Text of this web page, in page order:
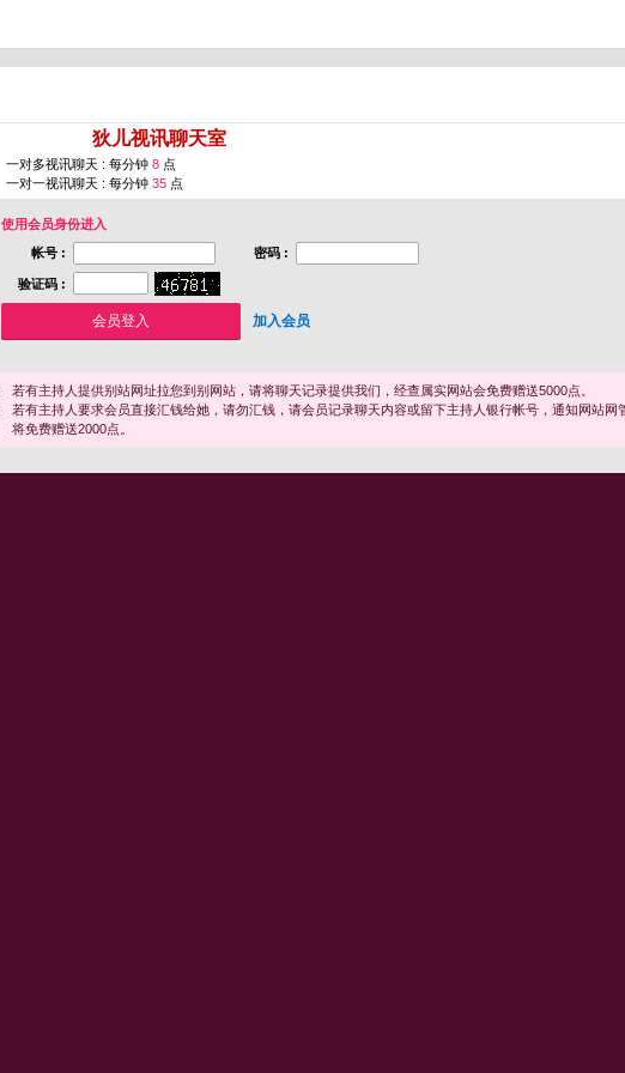
狄儿视讯聊天室
一对多视讯聊天 : 每分钟 8 点
一对一视讯聊天 : 每分钟 35 点
使用会员身份进入
帐号 :
密码 :
验证码 :
加入会员
若有主持人提供别站网址拉您到别网站，请将聊天记录提供我们，经查属实网站会免费赠送5000点。
若有主持人要求会员直接汇钱给她，请勿汇钱，请会员记录聊天内容或留下主持人银行帐号，通知网站网
将免费赠送2000点。